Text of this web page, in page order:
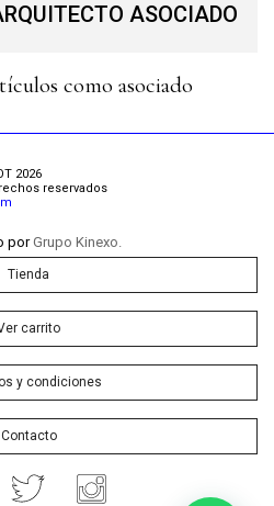
ASOCIADO
como asociado
2026
reservados
porGrupo Kinexo.
Tienda
carrito
y condiciones
Contacto